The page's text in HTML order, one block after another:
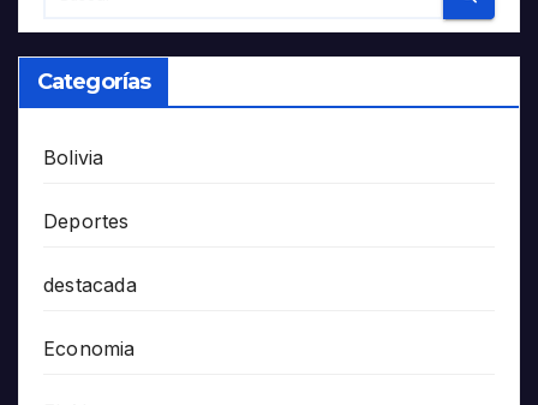
Categorías
Bolivia
Deportes
destacada
Economia